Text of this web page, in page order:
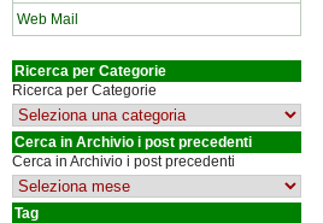
Web Mail
Ricerca per Categorie
Ricerca per Categorie
Cerca in Archivio i post precedenti
Cerca in Archivio i post precedenti
Tag